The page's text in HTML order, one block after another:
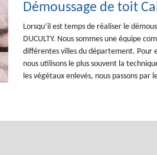
Démoussage de toit
Lorsqu’il est temps de réaliser le
DUCULTY. Nous sommes une équipe
différentes villes du département. Pour
nous utilisons le plus souvent la
les végétaux enlevés, nous passons par